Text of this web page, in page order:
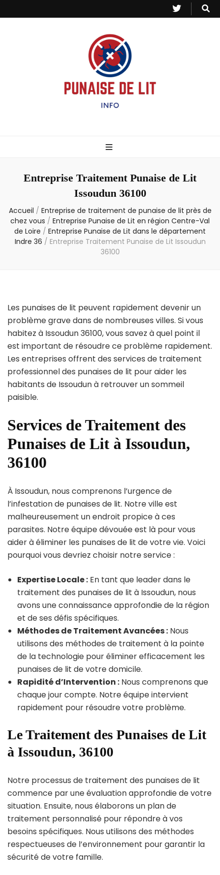
– Info
Entreprise Traitement Punaise de Lit
Issoudun 36100
Accueil / Entreprise de traitement de punaise de lit près de
chez vous / Entreprise Punaise de Lit en région Centre-Val
de Loire / Entreprise Punaise de Lit dans le département
Indre 36 / Entreprise Traitement Punaise de Lit Issoudun
36100
Les punaises de lit peuvent rapidement devenir un
problème grave dans de nombreuses villes. Si vous
habitez à Issoudun 36100, vous savez à quel point il
est important de résoudre ce problème rapidement.
Les entreprises offrent des services de traitement
professionnel des punaises de lit pour aider les
habitants de Issoudun à retrouver un sommeil
paisible.
Services de Traitement des
Punaises de Lit à Issoudun,
36100
À Issoudun, nous comprenons l’urgence de
l’infestation de punaises de lit. Notre ville est
malheureusement un endroit propice à ces
parasites. Notre équipe dévouée est là pour vous
aider à éliminer les punaises de lit de votre vie. Voici
pourquoi vous devriez choisir notre service :
Expertise Locale : En tant que leader dans le
traitement des punaises de lit à Issoudun, nous
avons une connaissance approfondie de la région
et de ses défis spécifiques.
Méthodes de Traitement Avancées : Nous
utilisons des méthodes de traitement à la pointe
de la technologie pour éliminer efficacement les
punaises de lit de votre domicile.
Rapidité d’Intervention : Nous comprenons que
chaque jour compte. Notre équipe intervient
rapidement pour résoudre votre problème.
Le Traitement des Punaises de Lit
à Issoudun, 36100
Notre processus de traitement des punaises de lit
commence par une évaluation approfondie de votre
situation. Ensuite, nous élaborons un plan de
traitement personnalisé pour répondre à vos
besoins spécifiques. Nous utilisons des méthodes
respectueuses de l’environnement pour garantir la
sécurité de votre famille.